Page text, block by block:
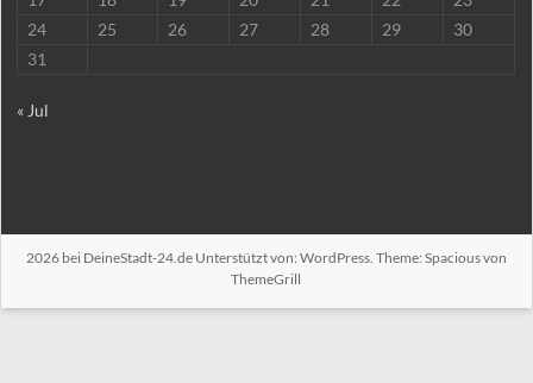
24
25 26 27 28 29
30
31
« Jul
2026 bei DeineStadt-24.deUnterstützt von: WordPress. Theme: Spacious von
ThemeGrill